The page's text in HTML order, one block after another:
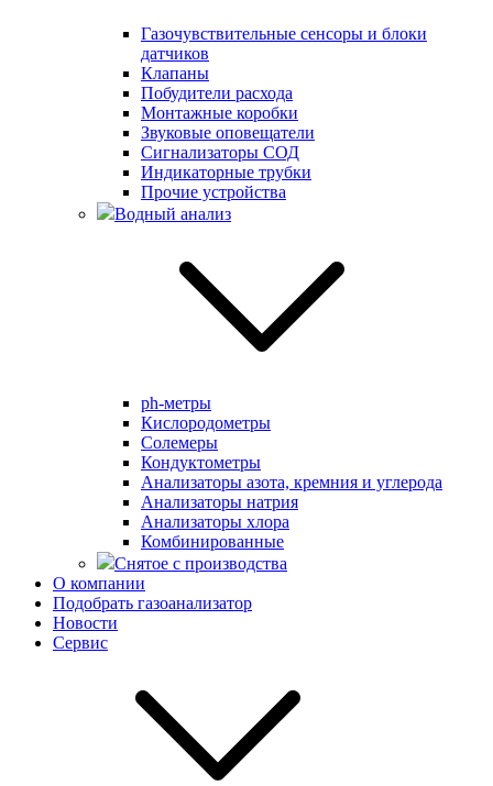
Газочувствительные сенсоры и блоки
датчиков
Клапаны
Побудители расхода
Монтажные коробки
Звуковые оповещатели
Сигнализаторы СОД
Индикаторные трубки
Прочие устройства
Водный анализ
ph-метры
Кислородометры
Солемеры
Кондуктометры
Анализаторы азота, кремния и углерода
Анализаторы натрия
Анализаторы хлора
Комбинированные
Снятое с производства
О компании
Подобрать газоанализатор
Новости
Сервис